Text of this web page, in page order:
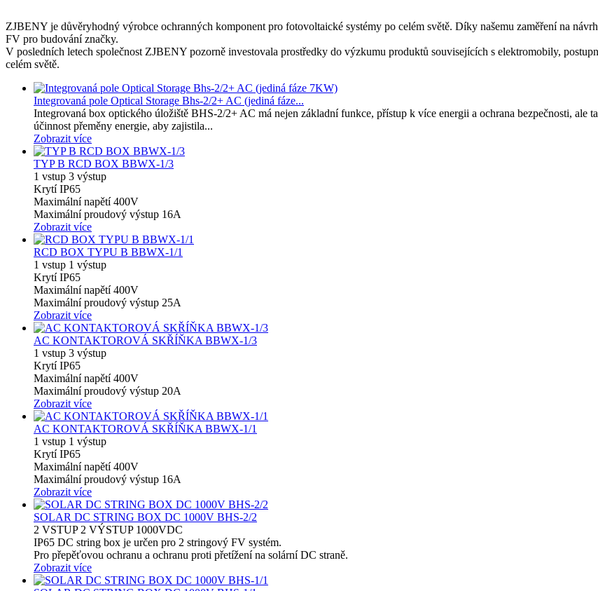
ZJBENY je důvěryhodný výrobce ochranných komponent pro fotovoltaické systémy po celém světě. Díky našemu zaměření na
FV pro budování značky.
V posledních letech společnost ZJBENY pozorně investovala prostředky do výzkumu produktů souvisejících s elektromobily,
celém světě.
Integrovaná pole Optical Storage Bhs-2/2+ AC (jediná fáze...
Integrovaná box optického úložiště BHS-2/2+ AC má nejen základní funkce, přístup k více energii a ochrana bezpečnosti, ale
účinnost přeměny energie, aby zajistila...
Zobrazit více
TYP B RCD BOX BBWX-1/3
1 vstup 3 výstup
Krytí IP65
Maximální napětí 400V
Maximální proudový výstup 16A
Zobrazit více
RCD BOX TYPU B BBWX-1/1
1 vstup 1 výstup
Krytí IP65
Maximální napětí 400V
Maximální proudový výstup 25A
Zobrazit více
AC KONTAKTOROVÁ SKŘÍŇKA BBWX-1/3
1 vstup 3 výstup
Krytí IP65
Maximální napětí 400V
Maximální proudový výstup 20A
Zobrazit více
AC KONTAKTOROVÁ SKŘÍŇKA BBWX-1/1
1 vstup 1 výstup
Krytí IP65
Maximální napětí 400V
Maximální proudový výstup 16A
Zobrazit více
SOLAR DC STRING BOX DC 1000V BHS-2/2
2 VSTUP 2 VÝSTUP 1000VDC
IP65 DC string box je určen pro 2 stringový FV systém.
Pro přepěťovou ochranu a ochranu proti přetížení na solární DC straně.
Zobrazit více